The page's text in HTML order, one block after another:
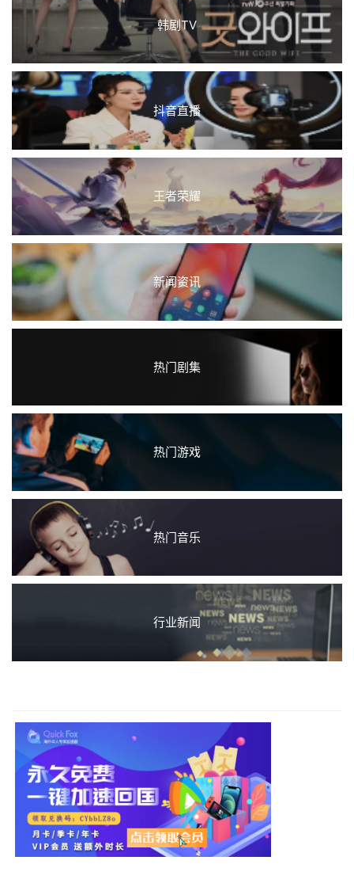
韩剧TV
抖音直播
王者荣耀
新闻资讯
热门剧集
热门游戏
热门音乐
行业新闻